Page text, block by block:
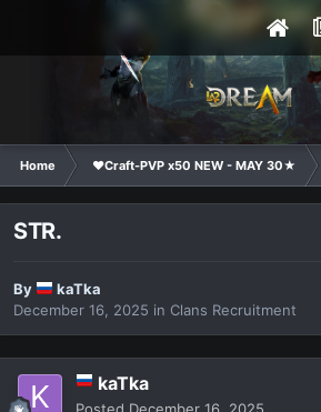
Home ❤Craft-PVP x50 NEW - MAY 30★
STR.
By
kaTka
December 16, 2025 in Clans Recruitment
kaTka